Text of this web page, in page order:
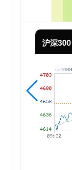
沪深300